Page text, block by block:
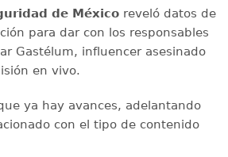
de Méxicoreveló datos de
para dar con los responsables
Gastélum, influencer asesinado
en vivo.
ya hay avances, adelantando
con el tipo de contenido